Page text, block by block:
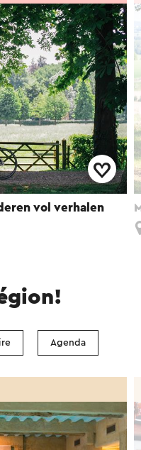
vol verhalen
Agenda